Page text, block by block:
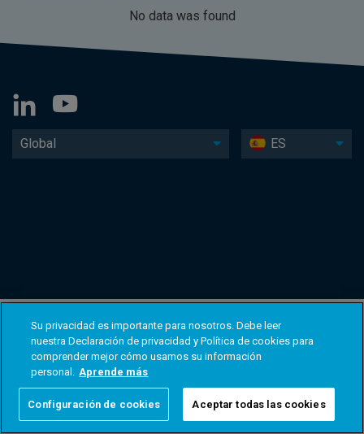
No data was found
Global ES
Su privacidad es importante para nosotros. Debe leer
nuestra Declaración de privacidad y Política de cookies para
comprender mejor cómo usamos su información
personal. Aprende más
Configuración de cookies Aceptar todas las cookies